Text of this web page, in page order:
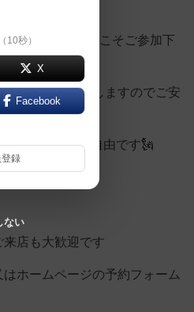
なかったお客様こそご参加下
ッフがサポートしますのでご安
時間帯で来退店自由です🗽
店も大歓迎です
ホームページの予約フォーム
10秒）
X
Facebook
登録
ない